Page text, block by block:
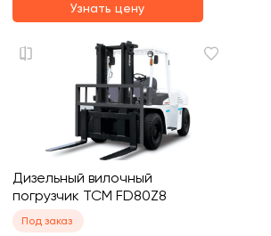
Узнать цену
Дизельный вилочный
погрузчик TCM FD80Z8
Под заказ